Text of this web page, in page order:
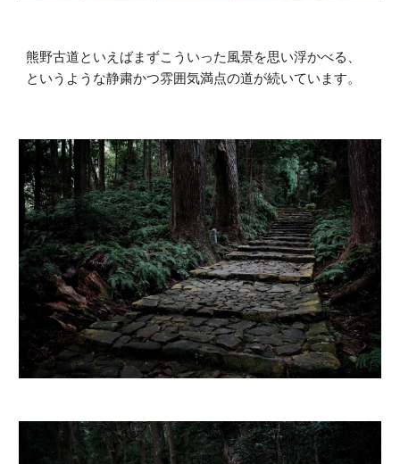
熊野古道といえばまずこういった風景を思い浮かべる、
というような静粛かつ雰囲気満点の道が続いています。